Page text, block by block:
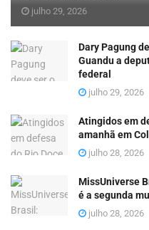
julho 29, 2026
Dary Pagung
Guandu a
federal
julho 29, 2026
Atingidos em
amanhã em
julho 28, 2026
MissUniverse
é a segunda
julho 28, 2026